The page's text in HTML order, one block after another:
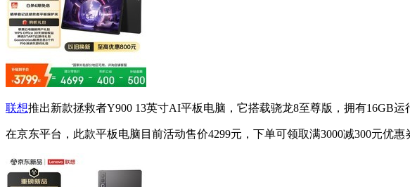
联想推出新款拯救者Y900 13英寸AI平板电脑，它搭载骁龙8至尊版，拥有16GB
在京东平台，此款平板电脑目前活动售价4299元，下单可领取满3000减300元优